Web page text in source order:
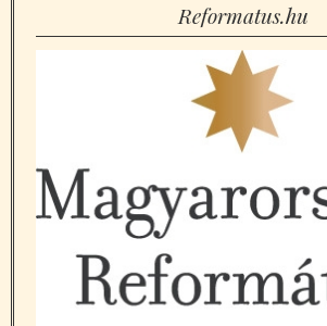
Reformatus.hu